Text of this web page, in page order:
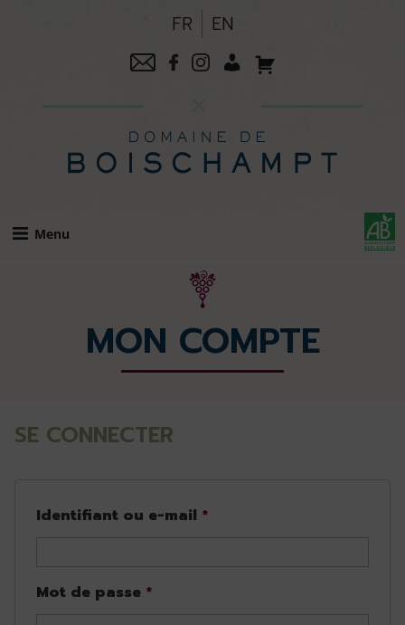
FR EN
Menu
MON COMPTE
SE CONNECTER
Identifiant ou e-mail *Obligatoire
Mot de passe *Obligatoire